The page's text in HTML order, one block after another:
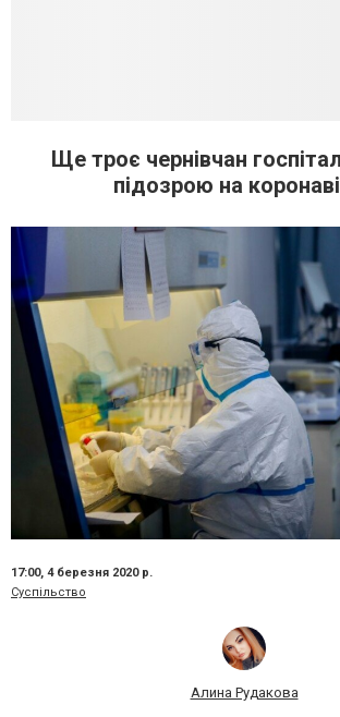
Ще троє чернівчан
підозрою на
17:00, 4 березня 2020 р.
Суспільство
Алина Рудакова